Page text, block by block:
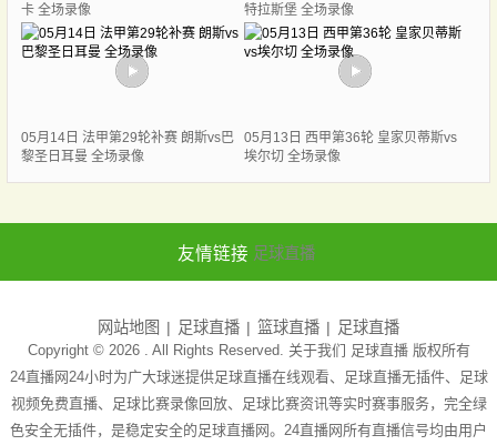
卡 全场录像
特拉斯堡 全场录像
05月14日 法甲第29轮补赛 朗斯vs巴
黎圣日耳曼 全场录像
05月13日 西甲第36轮 皇家贝蒂斯vs
埃尔切 全场录像
友情链接 足球直播
网站地图 足球直播 篮球直播 足球直播
Copyright © 2026 . All Rights Reserved. 关于我们 足球直播版权所有
24直播网24小时为广大球迷提供足球直播在线观看、足球直播无插件、足球
视频免费直播、足球比赛录像回放、足球比赛资讯等实时赛事服务，完全绿
色安全无插件，是稳定安全的足球直播网。24直播网所有直播信号均由用户